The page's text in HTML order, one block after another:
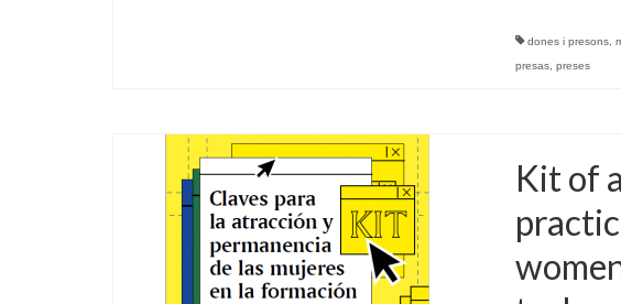
dones i presons,
presas, preses
Kit of